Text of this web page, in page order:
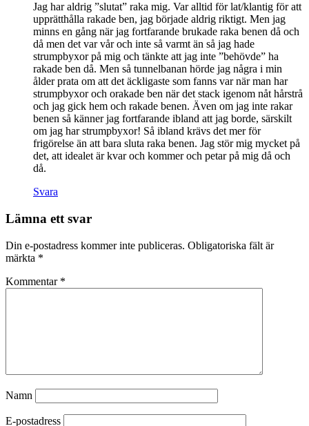
Jag har aldrig ”slutat” raka mig. Var alltid för lat/klantig för att
upprätthålla rakade ben, jag började aldrig riktigt. Men jag
minns en gång när jag fortfarande brukade raka benen då och
då men det var vår och inte så varmt än så jag hade
strumpbyxor på mig och tänkte att jag inte ”behövde” ha
rakade ben då. Men så tunnelbanan hörde jag några i min
ålder prata om att det äckligaste som fanns var när man har
strumpbyxor och orakade ben när det stack igenom nåt hårstrå
och jag gick hem och rakade benen. Även om jag inte rakar
benen så känner jag fortfarande ibland att jag borde, särskilt
om jag har strumpbyxor! Så ibland krävs det mer för
frigörelse än att bara sluta raka benen. Jag stör mig mycket på
det, att idealet är kvar och kommer och petar på mig då och
då.
Svara
Lämna ett svar
Din e-postadress kommer inte publiceras. Obligatoriska fält är
märkta *
Kommentar *
Namn
E-postadress